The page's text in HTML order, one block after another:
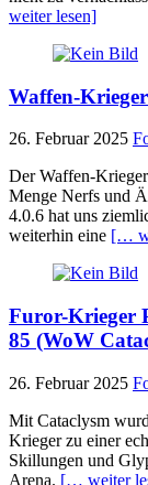
weiter lesen]
Waffen-
26. Februar 2025
Der Waffen-
Menge Nerfs und
4.0.6 hat uns
weiterhin eine […
Furor-Krieger
85 (WoW
26. Februar 2025
Mit Cataclysm
Krieger zu einer
Skillungen und
Arena. [… weiter